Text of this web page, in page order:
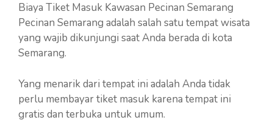
Biaya Tiket Masuk Kawasan Pecinan Semarang
Pecinan Semarang adalah salah satu tempat wisata
yang wajib dikunjungi saat Anda berada di kota
Semarang.
Yang menarik dari tempat ini adalah Anda tidak
perlu membayar tiket masuk karena tempat ini
gratis dan terbuka untuk umum.